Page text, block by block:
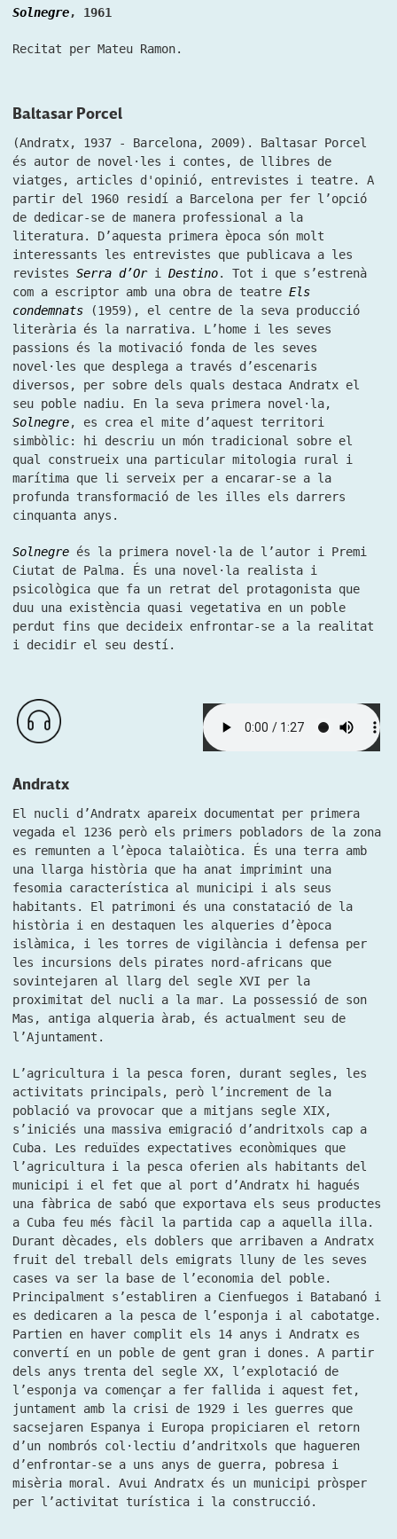
Solnegre, 1961
Recitat per Mateu Ramon.
Baltasar Porcel
(Andratx, 1937 - Barcelona, 2009). Baltasar Porcel
és autor de novel·les i contes, de llibres de
viatges, articles d'opinió, entrevistes i teatre. A
partir del 1960 residí a Barcelona per fer l’opció
de dedicar-se de manera professional a la
literatura. D’aquesta primera època són molt
interessants les entrevistes que publicava a les
revistes Serra d’Ori Destino. Tot i que s’estrenà
com a escriptor amb una obra de teatre Els
condemnats(1959), el centre de la seva producció
literària és la narrativa. L’home i les seves
passions és la motivació fonda de les seves
novel·les que desplega a través d’escenaris
diversos, per sobre dels quals destaca Andratx el
seu poble nadiu. En la seva primera novel·la,
Solnegre, es crea el mite d’aquest territori
simbòlic: hi descriu un món tradicional sobre el
qual construeix una particular mitologia rural i
marítima que li serveix per a encarar-se a la
profunda transformació de les illes els darrers
cinquanta anys.
Solnegreés la primera novel·la de l’autor i Premi
Ciutat de Palma. És una novel·la realista i
psicològica que fa un retrat del protagonista que
duu una existència quasi vegetativa en un poble
perdut fins que decideix enfrontar-se a la realitat
i decidir el seu destí.
Andratx
El nucli d’Andratx apareix documentat per primera
vegada el 1236 però els primers pobladors de la zona
es remunten a l’època talaiòtica. És una terra amb
una llarga història que ha anat imprimint una
fesomia característica al municipi i als seus
habitants. El patrimoni és una constatació de la
història i en destaquen les alqueries d’època
islàmica, i les torres de vigilància i defensa per
les incursions dels pirates nord-africans que
sovintejaren al llarg del segle XVI per la
proximitat del nucli a la mar. La possessió de son
Mas, antiga alqueria àrab, és actualment seu de
l’Ajuntament.
L’agricultura i la pesca foren, durant segles, les
activitats principals, però l’increment de la
població va provocar que a mitjans segle XIX,
s’iniciés una massiva emigració d’andritxols cap a
Cuba. Les reduïdes expectatives econòmiques que
l’agricultura i la pesca oferien als habitants del
municipi i el fet que al port d’Andratx hi hagués
una fàbrica de sabó que exportava els seus productes
a Cuba feu més fàcil la partida cap a aquella illa.
Durant dècades, els doblers que arribaven a Andratx
fruit del treball dels emigrats lluny de les seves
cases va ser la base de l’economia del poble.
Principalment s’establiren a Cienfuegos i Batabanó i
es dedicaren a la pesca de l’esponja i al cabotatge.
Partien en haver complit els 14 anys i Andratx es
convertí en un poble de gent gran i dones. A partir
dels anys trenta del segle XX, l’explotació de
l’esponja va començar a fer fallida i aquest fet,
juntament amb la crisi de 1929 i les guerres que
sacsejaren Espanya i Europa propiciaren el retorn
d’un nombrós col·lectiu d’andritxols que hagueren
d’enfrontar-se a uns anys de guerra, pobresa i
misèria moral. Avui Andratx és un municipi pròsper
per l’activitat turística i la construcció.